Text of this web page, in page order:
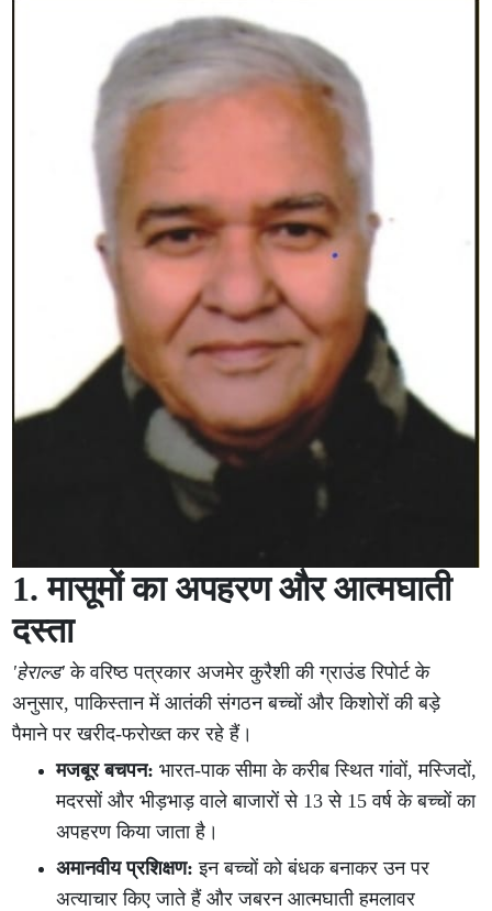
1. मासूमों का अपहरण और आत्मघाती
दस्ता
'हेराल्ड' के वरिष्ठ पत्रकार अजमेर कुरैशी की ग्राउंड रिपोर्ट के
अनुसार, पाकिस्तान में आतंकी संगठन बच्चों और किशोरों की बड़े
पैमाने पर खरीद-फरोख्त कर रहे हैं।
मजबूर बचपन: भारत-पाक सीमा के करीब स्थित गांवों, मस्जिदों,
मदरसों और भीड़भाड़ वाले बाजारों से 13 से 15 वर्ष के बच्चों का
अपहरण किया जाता है।
अमानवीय प्रशिक्षण: इन बच्चों को बंधक बनाकर उन पर
अत्याचार किए जाते हैं और जबरन आत्मघाती हमलावर